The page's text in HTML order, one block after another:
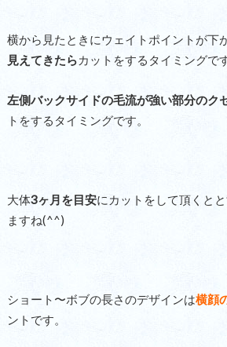
横から見たときにウェイトポイントが下
見えてきたらカットをするタイミングです
左側バックサイドの毛流が強い部分のク
トをするタイミングです。
大体3ヶ月を目安にカットをして頂くと
ますね(^^)
ショート〜ボブの長さのデザインは横顔
ントです。